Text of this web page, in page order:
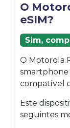
O
eSIM?
Sim,
O Motorola
compatível
Este
seguintes